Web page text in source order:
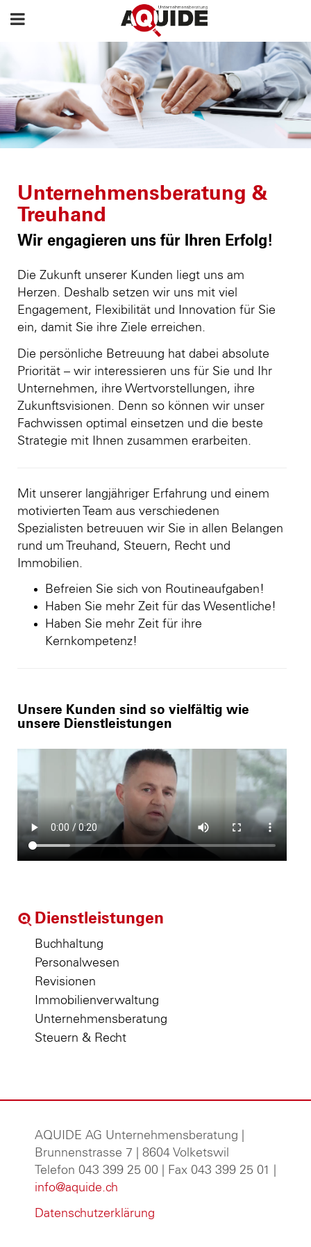
Unternehmensberatung &
Treuhand
Wir engagieren uns für Ihren Erfolg!
Die Zukunft unserer Kunden liegt uns am
Herzen. Deshalb setzen wir uns mit viel
Engagement, Flexibilität und Innovation für Sie
ein, damit Sie ihre Ziele erreichen.
Die persönliche Betreuung hat dabei absolute
Priorität – wir interessieren uns für Sie und Ihr
Unternehmen, ihre Wertvorstellungen, ihre
Zukunftsvisionen. Denn so können wir unser
Fachwissen optimal einsetzen und die beste
Strategie mit Ihnen zusammen erarbeiten.
Mit unserer langjähriger Erfahrung und einem
motivierten Team aus verschiedenen
Spezialisten betreuuen wir Sie in allen Belangen
rund um Treuhand, Steuern, Recht und
Immobilien.
Befreien Sie sich von Routineaufgaben!
Haben Sie mehr Zeit für das Wesentliche!
Haben Sie mehr Zeit für ihre
Kernkompetenz!
Unsere Kunden sind so vielfältig wie
unsere Dienstleistungen
Dienstleistungen
Buchhaltung
Personalwesen
Revisionen
Immobilienverwaltung
Unternehmensberatung
Steuern & Recht
AQUIDE AG Unternehmensberatung
Brunnenstrasse 7 | 8604 Volketswil
Telefon 043 399 25 00 | Fax 043 399 25 01 |
info@aquide.ch
Datenschutzerklärung